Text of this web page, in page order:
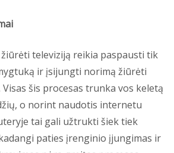
televiziją reikia paspausti tik
ir įsijungti norimą žiūrėti
Visas šis procesas trunka vos keletą
o norint naudotis internetu
tai gali užtrukti šiek tiek
paties įrenginio įjungimas ir